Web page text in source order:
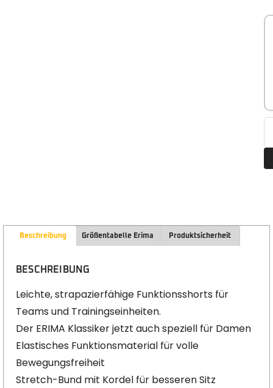
Beschreibung Größentabelle Erima Produktsicherheit
BESCHREIBUNG
Leichte, strapazierfähige Funktionsshorts für
Teams und Trainingseinheiten.
Der ERIMA Klassiker jetzt auch speziell für Damen
Elastisches Funktionsmaterial für volle
Bewegungsfreiheit
Stretch-Bund mit Kordel für besseren Sitz